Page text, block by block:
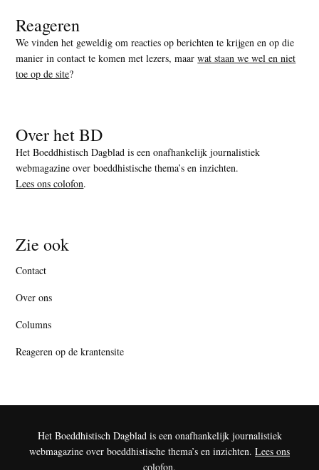
Reageren
We vinden het geweldig om reacties op berichten te krijgen en op die
manier in contact te komen met lezers, maarwat staan we wel en niet
toe op de site?
Over het BD
Het Boeddhistisch Dagblad is een onafhankelijk journalistiek
webmagazine over boeddhistische thema’s en inzichten.
Lees ons colofon.
Zie ook
Contact
Over ons
Columns
Reageren op de krantensite
Het Boeddhistisch Dagblad is een onafhankelijk journalistiek
webmagazine over boeddhistische thema’s en inzichten. Lees ons
colofon.